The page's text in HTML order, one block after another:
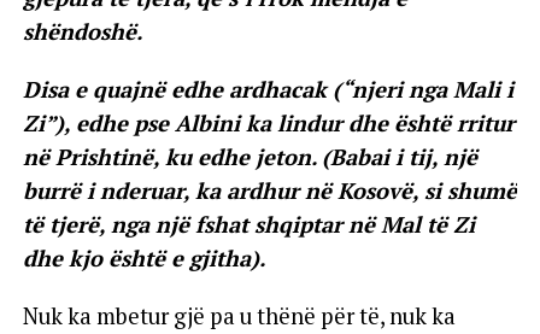
shëndoshë.
Disa e quajnë edhe ardhacak (“njeri nga Mali i
Zi”), edhe pse Albini ka lindur dhe është rritur
në Prishtinë, ku edhe jeton. (Babai i tij, një
burrë i nderuar, ka ardhur në Kosovë, si shumë
të tjerë, nga një fshat shqiptar në Mal të Zi
dhe kjo është e gjitha).
Nuk ka mbetur gjë pa u thënë për të, nuk ka